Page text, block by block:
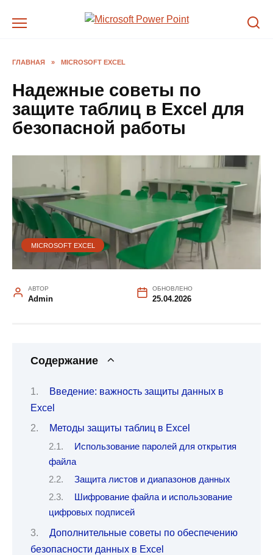
ГЛАВНАЯ » MICROSOFT EXCEL
Надежные советы по
защите таблиц в Excel для
безопасной работы
MICROSOFT EXCEL
АВТОР
Admin
ОБНОВЛЕНО
25.04.2026
Содержание
Введение: важность защиты данных в
Excel
Методы защиты таблиц в Excel
Использование паролей для открытия
файла
Защита листов и диапазонов данных
Шифрование файла и использование
цифровых подписей
Дополнительные советы по обеспечению
безопасности данных в Excel